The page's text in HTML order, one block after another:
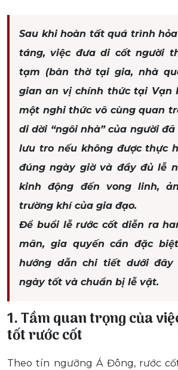
Sau khi hoàn tất quá trình
táng, việc đưa di cốt người
tạm (bàn thờ tại gia, nhà
gian an vị chính thức tại Vạn
một nghi thức vô cùng quan
di dời “ngôi nhà” của người
lưu tro nếu không được thực
đúng ngày giờ và đầy đủ lễ
kinh động đến vong linh,
trường khí của gia đạo.
Để buổi lễ rước cốt diễn ra
mãn, gia quyến cần đặc
hướng dẫn chi tiết dưới đây
ngày tốt và chuẩn bị lễ vật.
1. Tầm quan trọng của
tốt rước cốt
Theo tín ngưỡng Á Đông, rước